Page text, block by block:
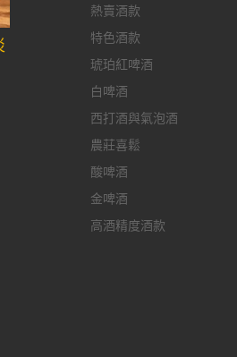
熱賣酒款
特色酒款
琥珀紅啤酒
白啤酒
西打酒與氣泡酒
農莊喜鬆
酸啤酒
金啤酒
高酒精度酒款